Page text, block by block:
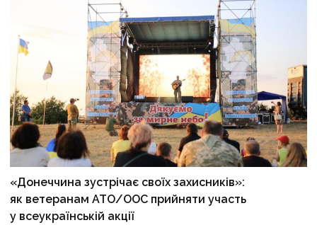
«Донеччина зустрічає своїх захисників»:
як ветеранам АТО/ООС прийняти участь
у всеукраїнській акції